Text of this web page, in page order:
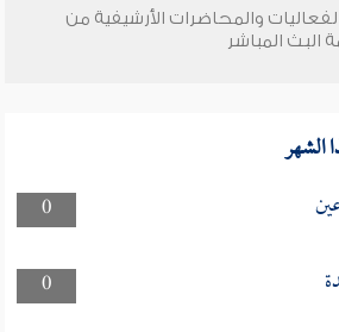
والمحاضرات الأرشيفية من
البث المباشر
الشهر
0
0